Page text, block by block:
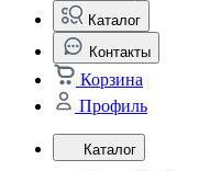
Каталог
Контакты
Корзина
Профиль
Каталог